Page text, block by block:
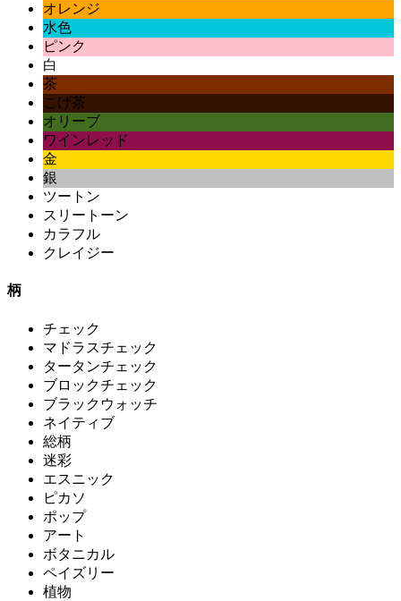
オレンジ
水色
ピンク
白
茶
こげ茶
オリーブ
ワインレッド
金
銀
ツートン
スリートーン
カラフル
クレイジー
柄
チェック
マドラスチェック
タータンチェック
ブロックチェック
ブラックウォッチ
ネイティブ
総柄
迷彩
エスニック
ピカソ
ポップ
アート
ボタニカル
ペイズリー
植物